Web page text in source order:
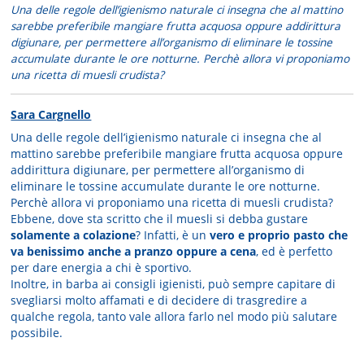
Una delle regole dell’igienismo naturale ci insegna che al mattino
sarebbe preferibile mangiare frutta acquosa oppure addirittura
digiunare, per permettere all’organismo di eliminare le tossine
accumulate durante le ore notturne. Perchè allora vi proponiamo
una ricetta di muesli crudista?
Sara Cargnello
Una delle regole dell’igienismo naturale ci insegna che al
mattino sarebbe preferibile mangiare frutta acquosa oppure
addirittura digiunare, per permettere all’organismo di
eliminare le tossine accumulate durante le ore notturne.
Perchè allora vi proponiamo una ricetta di muesli crudista?
Ebbene, dove sta scritto che il muesli si debba gustare
solamente a colazione? Infatti, è unvero e proprio pasto che
va benissimo anche a pranzo oppure a cena, ed è perfetto
per dare energia a chi è sportivo.
Inoltre, in barba ai consigli igienisti, può sempre capitare di
svegliarsi molto affamati e di decidere di trasgredire a
qualche regola, tanto vale allora farlo nel modo più salutare
possibile.